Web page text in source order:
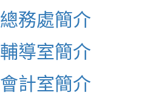
總務處簡介
輔導室簡介
會計室簡介